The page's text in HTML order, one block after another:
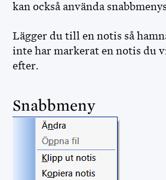
DIS FORUM
DISGEN
kan också använda
Lägger du till en notis så
inte har markerat en notis du
efter.
Snabbmeny